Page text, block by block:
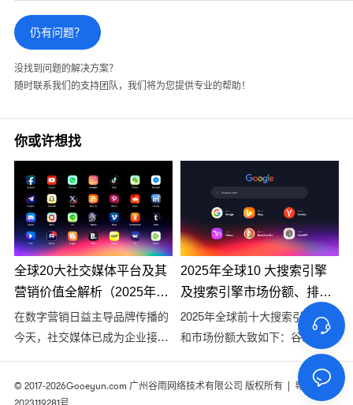
仍有问题？
没找到问题的解决方案？
随时联系我们的支持团队，我们将为您提供专业的帮助！
你或许想找
全球20大社交媒体平台及其
营销价值全解析（2025年最
新版）
在数字营销日益主导品牌传播的
今天，社交媒体已成为企业接触
潜在客户、提升品牌曝光、增强
用户参与度的重要渠道。2025
年，全球社交平台格局持续变
2025年全球10 大搜索引擎
及搜索引擎市场份额、排名
分析
2025年全球前十大搜索引擎排名
和市场份额大致如下：谷歌以
89.71%的份额仍居第一，但相比
2023年的93.11%有明显下滑；微
软必应（Bing）以3.42%的份额
© 2017-2026Gooeyun.com 广州谷雨网络技术有限公司 版权所有 | 粤ICP备